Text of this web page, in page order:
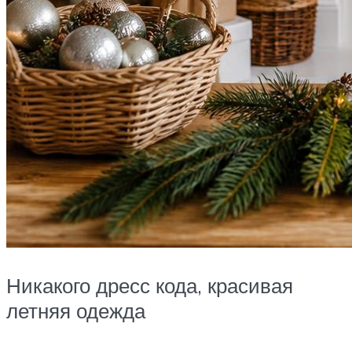
Никакого дресс кода, красивая
летняя одежда